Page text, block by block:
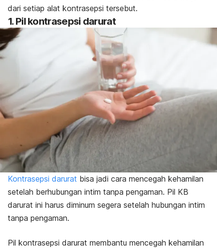
dari setiap alat kontrasepsi tersebut.
1. Pil kontrasepsi darurat
Kontrasepsi darurat bisa jadi cara mencegah kehamilan
setelah berhubungan intim tanpa pengaman. Pil KB
darurat ini harus diminum segera setelah hubungan intim
tanpa pengaman.
Pil kontrasepsi darurat membantu mencegah kehamilan